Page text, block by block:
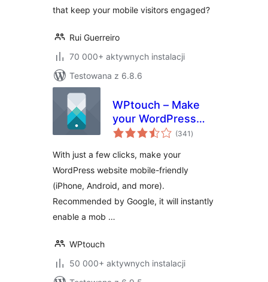
that keep your mobile visitors engaged?
Rui Guerreiro
70 000+ aktywnych instalacji
Testowana z 6.8.6
WPtouch – Make
your WordPress
Website Mobile-
(341 wszystkich
ocen
)
With just a few clicks, make your
WordPress website mobile-friendly
(iPhone, Android, and more).
Recommended by Google, it will instantly
enable a mob …
WPtouch
50 000+ aktywnych instalacji